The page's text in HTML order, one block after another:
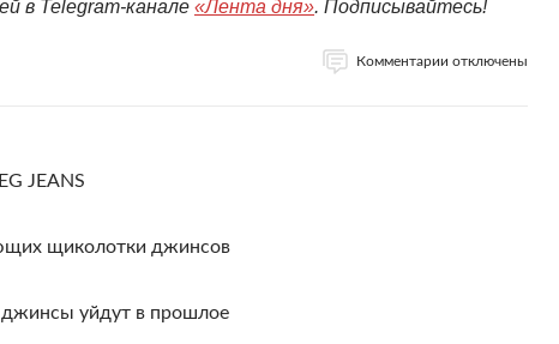
в Telegram-канале «Лента дня». Подписывайтесь!
Комментарии отключены
JEANS
щиколотки джинсов
уйдут в прошлое